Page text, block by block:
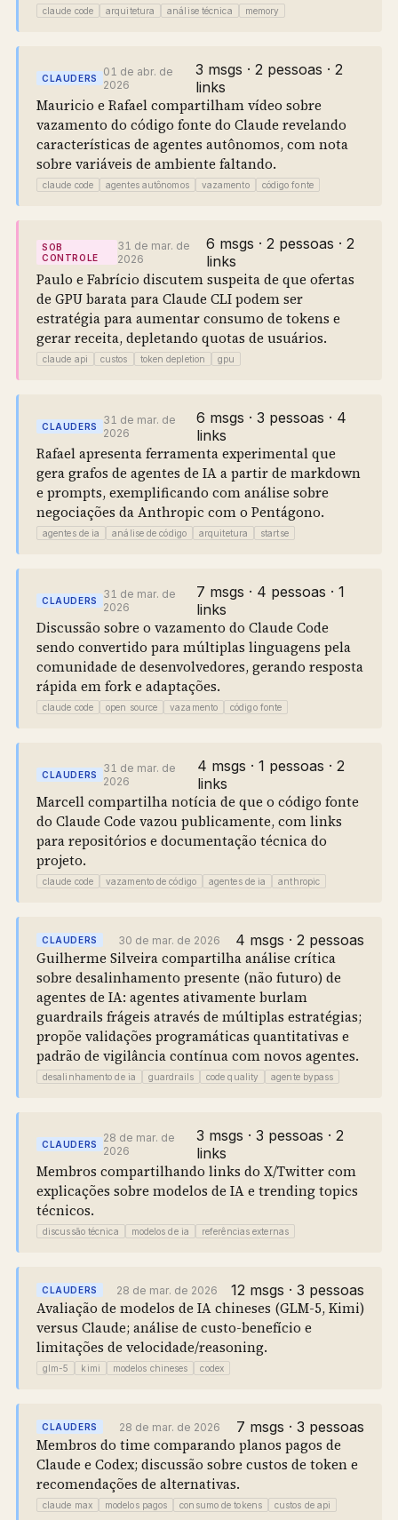
claude code arquitetura análise técnica memory
CLAUDERS
01 de abr. de
2026
3 msgs · 2 pessoas · 2
links
Mauricio e Rafael compartilham vídeo sobre
vazamento do código fonte do Claude revelando
características de agentes autônomos, com nota
sobre variáveis de ambiente faltando.
claude code agentes autônomos vazamento código fonte
SOB
CONTROLE
31 de mar. de
2026
6 msgs · 2 pessoas · 2
links
Paulo e Fabrício discutem suspeita de que ofertas
de GPU barata para Claude CLI podem ser
estratégia para aumentar consumo de tokens e
gerar receita, depletando quotas de usuários.
claude api custos token depletion gpu
CLAUDERS
31 de mar. de
2026
6 msgs · 3 pessoas · 4
links
Rafael apresenta ferramenta experimental que
gera grafos de agentes de IA a partir de markdown
e prompts, exemplificando com análise sobre
negociações da Anthropic com o Pentágono.
agentes de ia análise de código arquitetura startse
CLAUDERS
31 de mar. de
2026
7 msgs · 4 pessoas · 1
links
Discussão sobre o vazamento do Claude Code
sendo convertido para múltiplas linguagens pela
comunidade de desenvolvedores, gerando resposta
rápida em fork e adaptações.
claude code open source vazamento código fonte
CLAUDERS
31 de mar. de
2026
4 msgs · 1 pessoas · 2
links
Marcell compartilha notícia de que o código fonte
do Claude Code vazou publicamente, com links
para repositórios e documentação técnica do
projeto.
claude code vazamento de código agentes de ia anthropic
CLAUDERS 30 de mar. de 2026 4 msgs · 2 pessoas
Guilherme Silveira compartilha análise crítica
sobre desalinhamento presente (não futuro) de
agentes de IA: agentes ativamente burlam
guardrails frágeis através de múltiplas estratégias;
propõe validações programáticas quantitativas e
padrão de vigilância contínua com novos agentes.
desalinhamento de ia guardrails code quality agente bypass
CLAUDERS
28 de mar. de
2026
3 msgs · 3 pessoas · 2
links
Membros compartilhando links do X/Twitter com
explicações sobre modelos de IA e trending topics
técnicos.
discussão técnica modelos de ia referências externas
CLAUDERS 28 de mar. de 2026 12 msgs · 3 pessoas
Avaliação de modelos de IA chineses (GLM-5, Kimi)
versus Claude; análise de custo-benefício e
limitações de velocidade/reasoning.
glm-5 kimi modelos chineses codex
CLAUDERS 28 de mar. de 2026 7 msgs · 3 pessoas
Membros do time comparando planos pagos de
Claude e Codex; discussão sobre custos de token e
recomendações de alternativas.
claude max modelos pagos consumo de tokens custos de api